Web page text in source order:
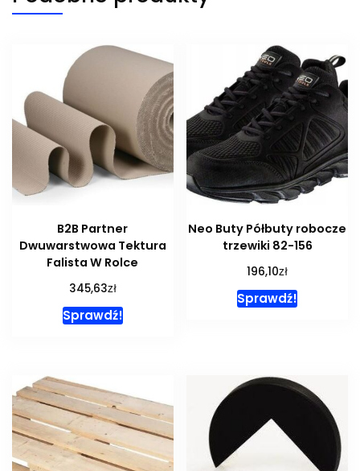
B2B Partner
Dwuwarstwowa Tektura
Falista W Rolce
345,63zł
Sprawdź!
Neo Buty Półbuty robocze
trzewiki 82-156
196,10zł
Sprawdź!